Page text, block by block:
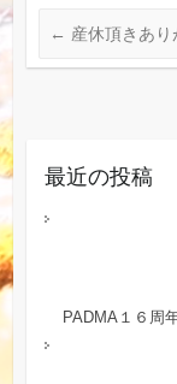
← 産休頂きあ
最近の投稿
PADMA１６周